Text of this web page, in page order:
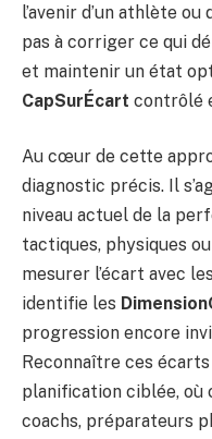
l’avenir d’un athlète ou
pas à corriger ce qui
et maintenir un état
CapSurÉcart contrôlé
Au cœur de cette
diagnostic précis. Il
niveau actuel de la
tactiques, physiques
mesurer l’écart avec
identifie les
progression encore
Reconnaître ces
planification ciblée, où
coachs, préparateurs